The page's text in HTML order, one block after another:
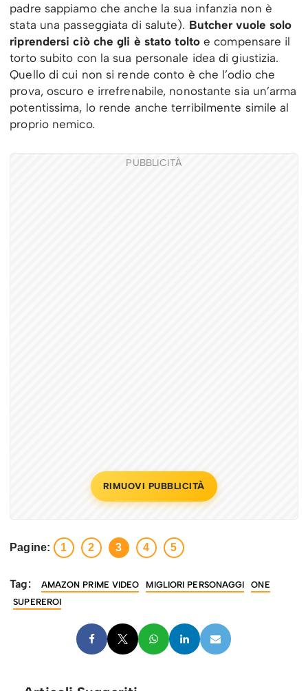
padre sappiamo che anche la sua infanzia non è
stata una passeggiata di salute). Butcher vuole solo
riprendersi ciò che gli è stato toltoe compensare il
torto subito con la sua personale idea di giustizia.
Quello di cui non si rende conto è che l’odio che
prova, oscuro e irrefrenabile, nonostante sia un’arma
potentissima, lo rende anche terribilmente simile al
proprio nemico.
PUBBLICITÀ
RIMUOVI PUBBLICITÀ
Pagine: 1 2 3 4 5
Tag: AMAZON PRIME VIDEO MIGLIORI PERSONAGGI
ONE
SUPEREROI